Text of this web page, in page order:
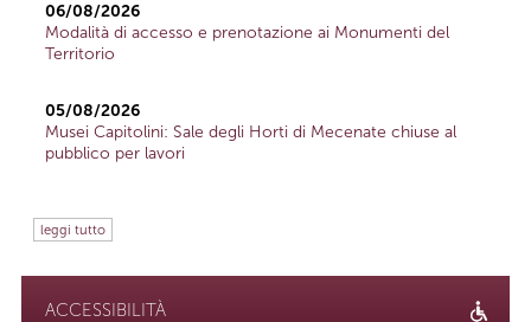
06/08/2026
Modalità di accesso e prenotazione ai Monumenti del
Territorio
05/08/2026
Musei Capitolini: Sale degli Horti di Mecenate chiuse al
pubblico per lavori
leggi tutto
ACCESSIBILITÀ